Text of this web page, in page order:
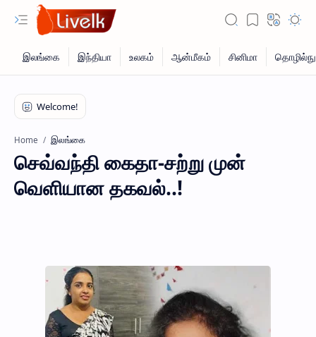
Home இலங்கை
செவ்வந்தி கைதா-சற்று முன்
வெளியான தகவல்..!